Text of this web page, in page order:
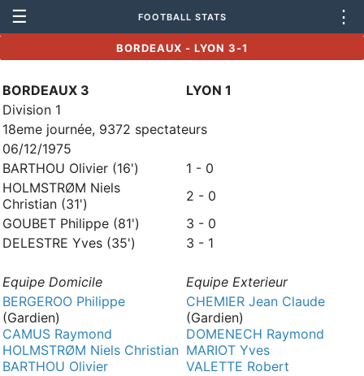
☰ FOOTBALL STATS ⋮
BORDEAUX - LYON 3-1
BORDEAUX 3
LYON 1
Division 1
18eme journée, 9372 spectateurs
06/12/1975
BARTHOU Olivier (16')
1 - 0
HOLMSTRØM Niels
Christian (31')
2 - 0
GOUBET Philippe (81')
3 - 0
DELESTRE Yves (35')
3 - 1
Equipe Domicile
Equipe Exterieur
BERGEROO Philippe
(Gardien)
CAMUS Raymond
HOLMSTRØM Niels Christian
BARTHOU Olivier
CHEMIER Jean Claude
(Gardien)
DOMENECH Raymond
MARIOT Yves
VALETTE Robert